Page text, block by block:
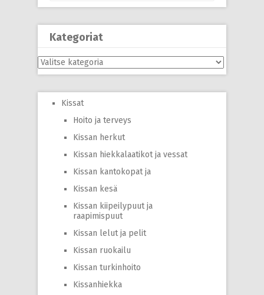
Kategoriat
Kategoriat
Kissat
Hoito ja terveys
Kissan herkut
Kissan hiekkalaatikot ja vessat
Kissan kantokopat ja
Kissan kesä
Kissan kiipeilypuut ja
raapimispuut
Kissan lelut ja pelit
Kissan ruokailu
Kissan turkinhoito
Kissanhiekka